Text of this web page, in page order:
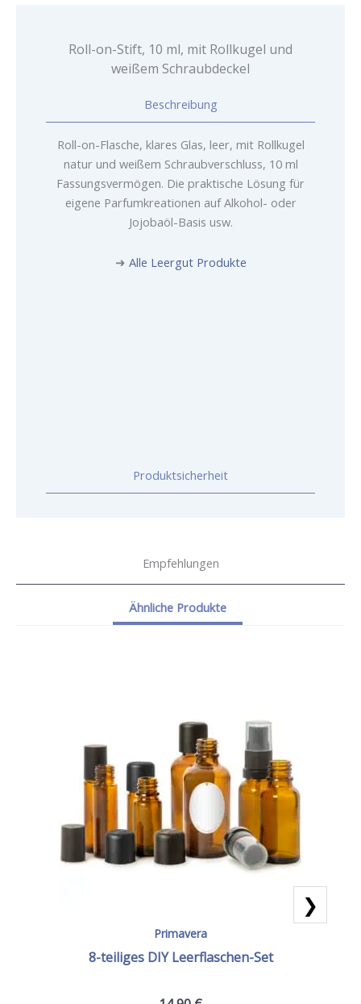
Roll-on-Stift, 10 ml, mit Rollkugel und
weißem Schraubdeckel
Beschreibung
Roll-on-Flasche, klares Glas, leer, mit Rollkugel
natur und weißem Schraubverschluss, 10 ml
Fassungsvermögen. Die praktische Lösung für
eigene Parfumkreationen auf Alkohol- oder
Jojobaöl-Basis usw.
➜ Alle Leergut Produkte
Produktsicherheit
Empfehlungen
Ähnliche Produkte
Primavera
8-teiliges DIY Leerflaschen-Set
❯